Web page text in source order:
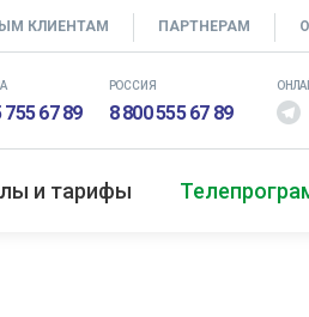
КЛИЕНТАМ ПАРТНЕРАМ
755 67 89
РОССИЯ
8 800 555 67 89
и тарифы